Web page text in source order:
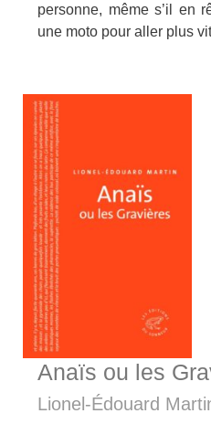
personne, même s’il en
une moto pour aller plus
Anaïs ou les
Lionel-Édouard